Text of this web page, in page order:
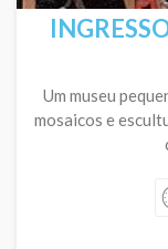
Um museu
mosaicos e